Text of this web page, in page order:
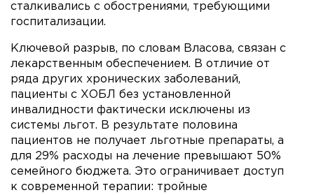
сталкивались с обострениями, требующими
госпитализации.
Ключевой разрыв, по словам Власова, связан с
лекарственным обеспечением. В отличие от
ряда других хронических заболеваний,
пациенты с ХОБЛ без установленной
инвалидности фактически исключены из
системы льгот. В результате половина
пациентов не получает льготные препараты, а
для 29% расходы на лечение превышают 50%
семейного бюджета. Это ограничивает доступ
к современной терапии: тройные